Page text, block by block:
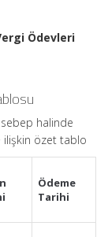
Ödevleri
halinde
ilişkin özet tablo
Ödeme
Tarihi